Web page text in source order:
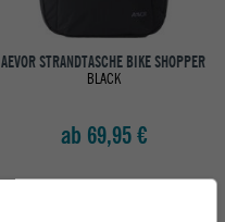
AEVOR STRANDTASCHE BIKE SHOPPER
BLACK
ab 69,95 €